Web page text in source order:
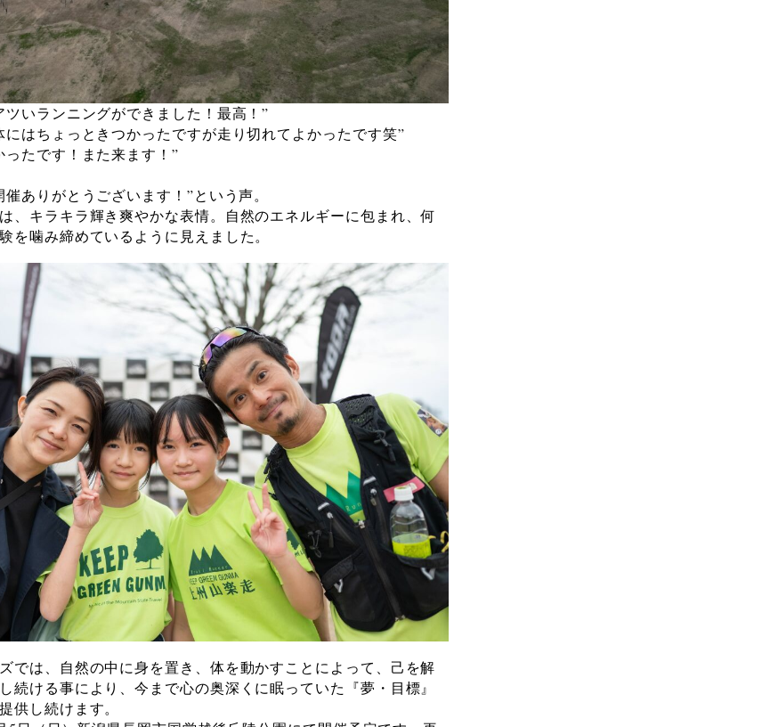
ツいランニングができました！最高！”
にはちょっときつかったですが走り切れてよかったです笑”
ったです！また来ます！”
ありがとうございます！”という声。
、キラキラ輝き爽やかな表情。自然のエネルギーに包まれ、何
を噛み締めているように見えました。
では、自然の中に身を置き、体を動かすことによって、己を解
続ける事により、今まで心の奥深くに眠っていた『夢・目標』
供し続けます。